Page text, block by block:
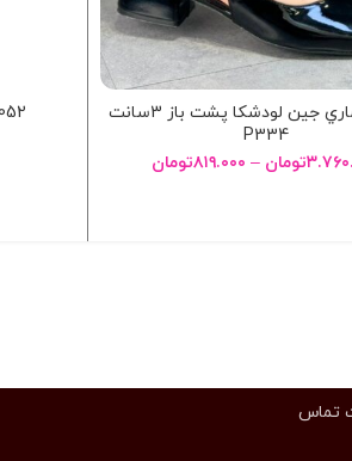
P334 – ماري جين لودشکا پشت باز 3سانت
P334
تومان – ۸۱۹.۰۰۰تومان
1052 – کتوني لژ مخفي
تماس